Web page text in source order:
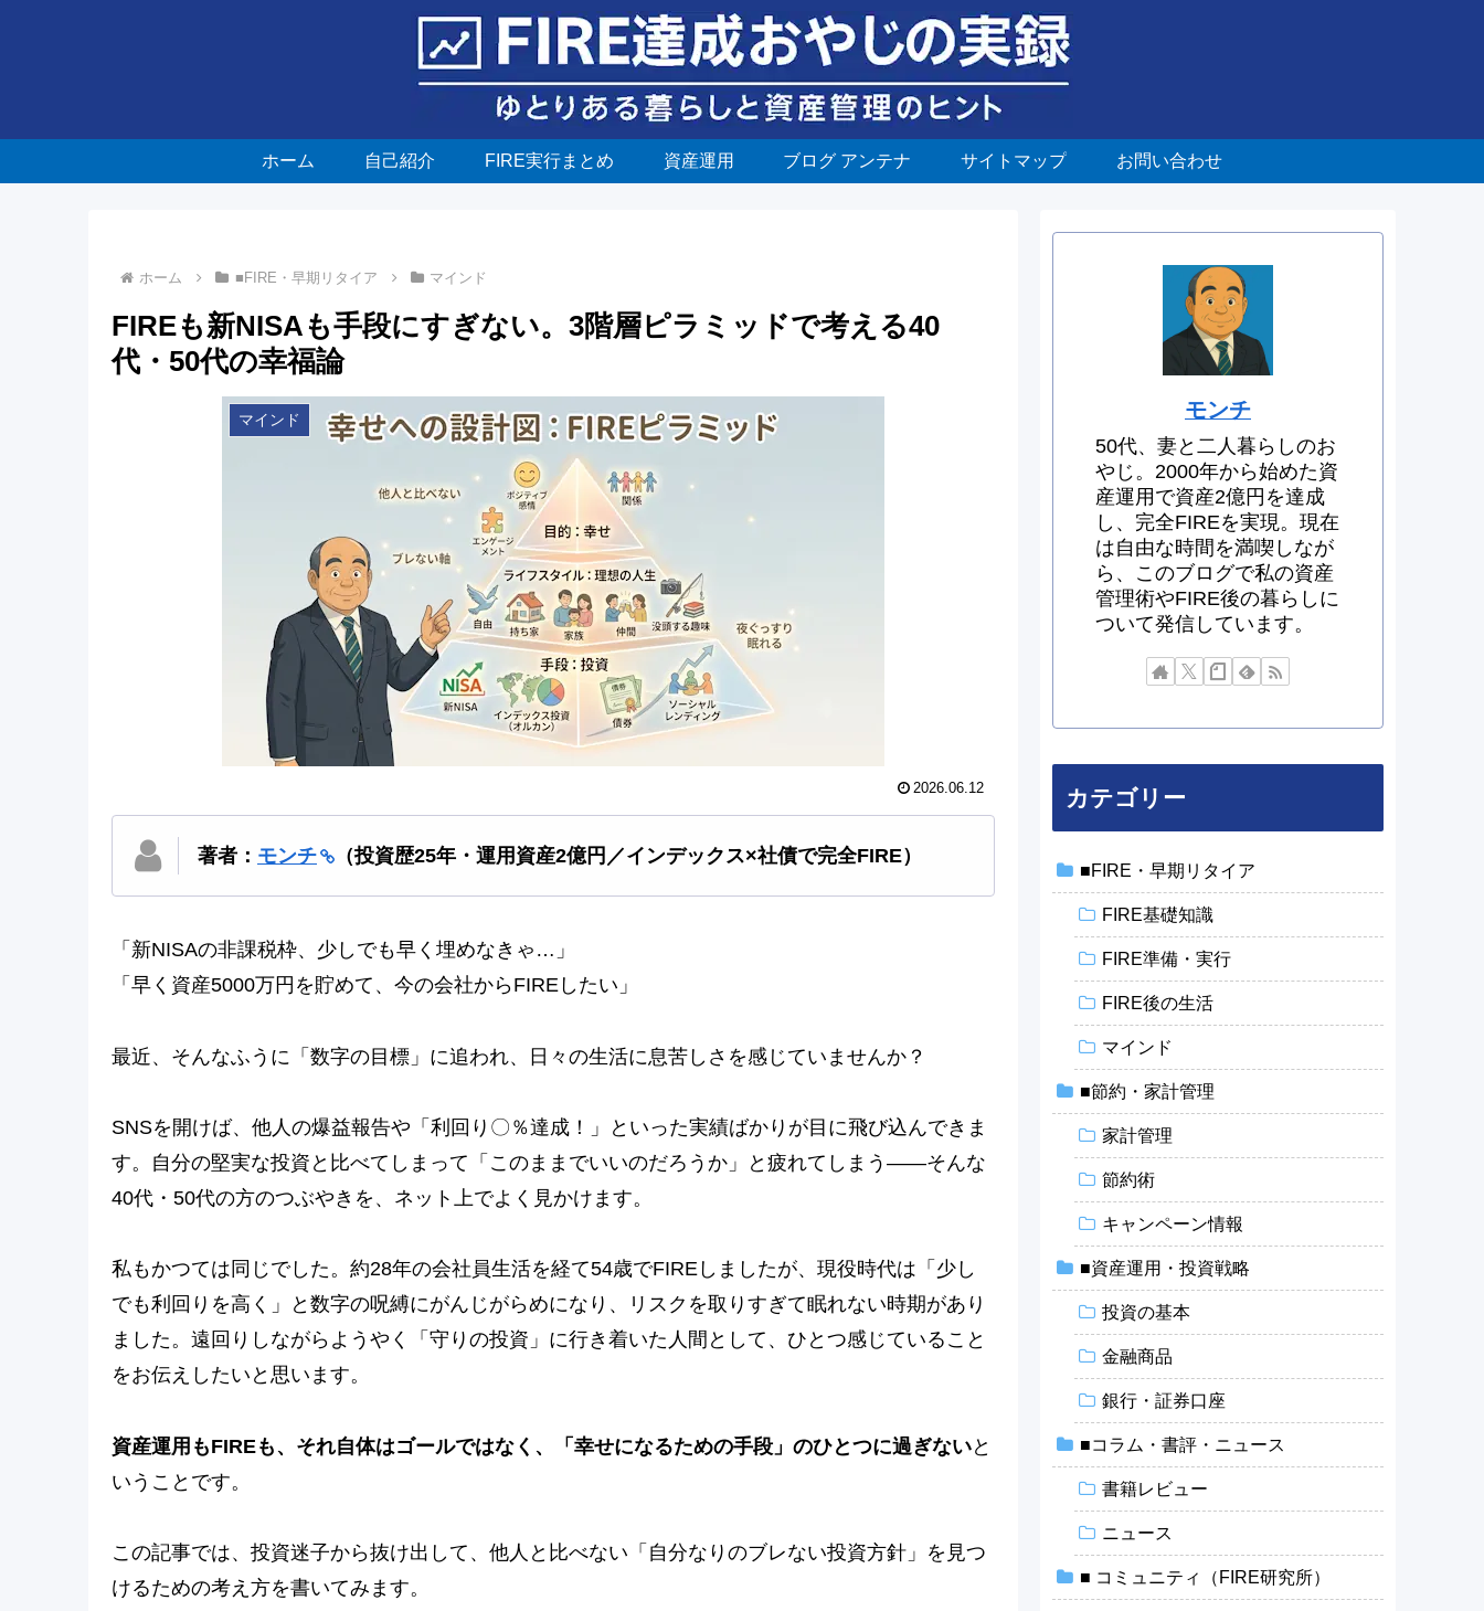
ホーム 自己紹介 FIRE実行まとめ 資産運用 ブログ アンテナ サイトマップ お問い合わせ
ホーム ■FIRE・早期リタイア マインド
FIREも新NISAも手段にすぎない。3階層ピラミッドで考える40
代・50代の幸福論
マインド
2026.06.12
著者： モンチ （投資歴25年・運用資産2億円／インデックス×社債で完全FIRE）
「新NISAの非課税枠、少しでも早く埋めなきゃ…」
「早く資産5000万円を貯めて、今の会社からFIREしたい」
最近、そんなふうに「数字の目標」に追われ、日々の生活に息苦しさを感じていませんか？
SNSを開けば、他人の爆益報告や「利回り〇％達成！」といった実績ばかりが目に飛び込んできま
す。自分の堅実な投資と比べてしまって「このままでいいのだろうか」と疲れてしまう——そんな
40代・50代の方のつぶやきを、ネット上でよく見かけます。
私もかつては同じでした。約28年の会社員生活を経て54歳でFIREしましたが、現役時代は「少し
でも利回りを高く」と数字の呪縛にがんじがらめになり、リスクを取りすぎて眠れない時期があり
ました。遠回りしながらようやく「守りの投資」に行き着いた人間として、ひとつ感じていること
をお伝えしたいと思います。
資産運用もFIREも、それ自体はゴールではなく、「幸せになるための手段」のひとつに過ぎないと
いうことです。
この記事では、投資迷子から抜け出して、他人と比べない「自分なりのブレない投資方針」を見つ
けるための考え方を書いてみます。
モンチ
50代、妻と二人暮らしのお
やじ。2000年から始めた資
産運用で資産2億円を達成
し、完全FIREを実現。現在
は自由な時間を満喫しなが
ら、このブログで私の資産
管理術やFIRE後の暮らしに
ついて発信しています。
カテゴリー
■FIRE・早期リタイア
FIRE基礎知識
FIRE準備・実行
FIRE後の生活
マインド
■節約・家計管理
家計管理
節約術
キャンペーン情報
■資産運用・投資戦略
投資の基本
金融商品
銀行・証券口座
■コラム・書評・ニュース
書籍レビュー
ニュース
■ コミュニティ（FIRE研究所）